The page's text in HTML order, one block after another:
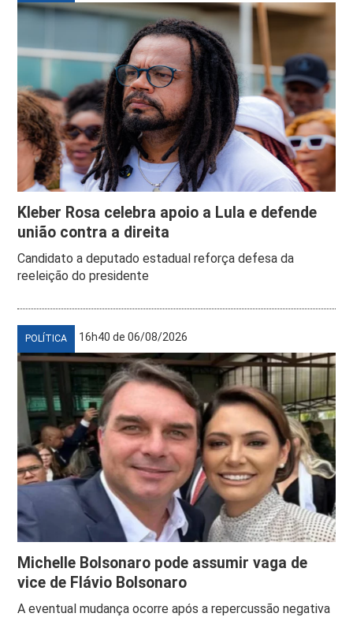
Kleber Rosa celebra apoio a Lula e defende
união contra a direita
Candidato a deputado estadual reforça defesa da
reeleição do presidente
POLÍTICA 16h40 de 06/08/2026
Michelle Bolsonaro pode assumir vaga de
vice de Flávio Bolsonaro
A eventual mudança ocorre após a repercussão negativa